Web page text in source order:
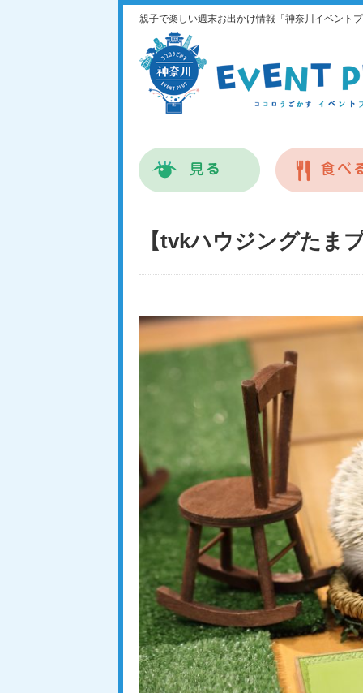
親子で楽しい週末お出かけ情報「神奈川イベント
【tvkハウジングたま